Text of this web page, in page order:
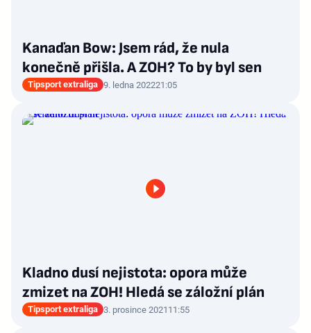
Kanaďan Bow: Jsem rád, že nula
konečně přišla. A ZOH? To by byl sen
Tipsport extraliga 9. ledna 202221:05
Kladno dusí nejistota: opora může
zmizet na ZOH! Hledá se záložní plán
Tipsport extraliga 3. prosince 2021 11:55